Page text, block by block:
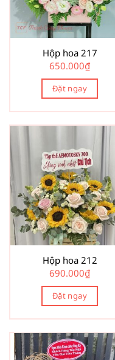
Hộp hoa 217
650.000₫
Đặt ngay
Hộp hoa 212
690.000₫
Đặt ngay